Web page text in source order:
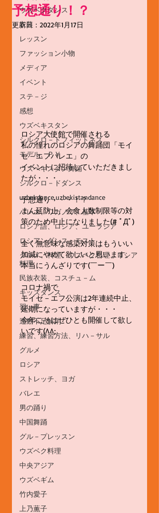
ウズベクダンス
衣装
レッスン
ファッション小物
メディア
イベント
ステ－ジ
感想
ウズベキスタン
シルクロ－ドフィットネス
モデル、ＰＶ
ウズベキスタン舞踊
シルクロ－ドダンス
uzbekdance,uzbekistandance
バレエ、ワガノワ、基本
ロシア語、ロシア、ユーラシア
ロシアンダンス、モスト
グルメ、料理、ウズベク料理、ロシア
料理
民族衣装、コスチュ－ム
キッズダンス
習い事
運動不足解消
練習、練習方法、リハ－サル
グルメ
ロシア
ストレッチ、ヨガ
バレエ
男の踊り
中国舞踊
グル－プレッスン
ウズベク料理
中央アジア
ウズベギム
竹内愛子
上乃薫子
予想通り！？
更新日： 2022年1月17日
ロシア大使館で開催される
私の憧れのロシアの舞踊団「モイ
セ－エフバレエ」の
イベントに招待していただきまし
たが・・・
予想通り・・・！？
まん延防止、会食人数制限等の対
策のため中止になりました(# ﾟДﾟ)
全く無意味な感染対策はもういい
加減にやめて欲しいと思います。
本当にうんざりです(￣ー￣)
コロナ禍で
モイセ－エフ公演は2年連続中止、
延期になっていますが・・・
今年こそはぜひとも開催して欲し
いです(^^;